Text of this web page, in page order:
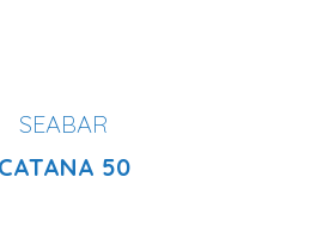
SEABAR
CATANA 50